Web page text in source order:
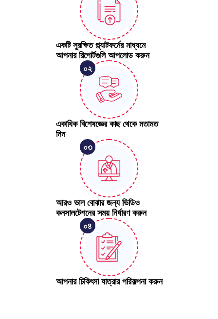
একটি সুরক্ষিত প্ল্যাটফর্মের মাধ্যমে
আপনার রিপোর্টগুলি আপলোড করুন
০২
একাধিক বিশেষজ্ঞের কাছ থেকে মতামত
নিন
০৩
আরও ভাল বোঝার জন্য ভিডিও
কনসালটেশনের সময় নির্ধারণ করুন
০৪
আপনার চিকিৎসা যাত্রার পরিকল্পনা করুন